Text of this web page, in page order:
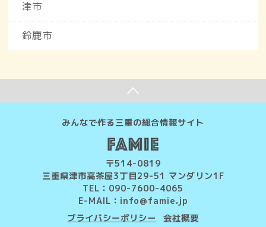
津市
鈴鹿市
みんなで作る三重の総合情報サイト
〒514-0819
三重県津市高茶屋3丁目29-51 マンダリン1F
TEL：090-7600-4065
E-MAIL： info@famie.jp
プライバシーポリシー
会社概要